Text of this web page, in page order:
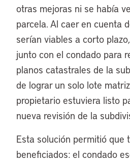
otras mejoras ni se había
parcela. Al caer en cuenta
serían viables a corto
junto con el condado para
planos catastrales de la
de lograr un solo lote
propietario estuviera listo
nueva revisión de la
Esta solución permitió que
beneficiados: el condado